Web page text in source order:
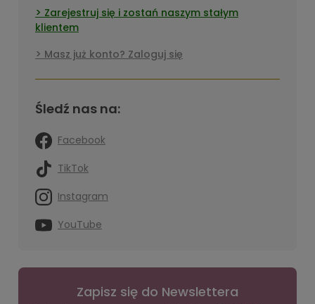
Zarejestruj się i zostań naszym stałym
klientem
Masz już konto? Zaloguj się
Śledź nas na:
Facebook
TikTok
Instagram
YouTube
Zapisz się do Newslettera